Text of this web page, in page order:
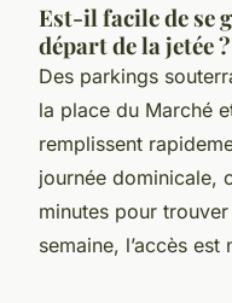
Est-il facile de se
départ de la jetée ?
Des parkings
la place du Marché
remplissent
journée dominicale,
minutes pour
semaine, l’accès